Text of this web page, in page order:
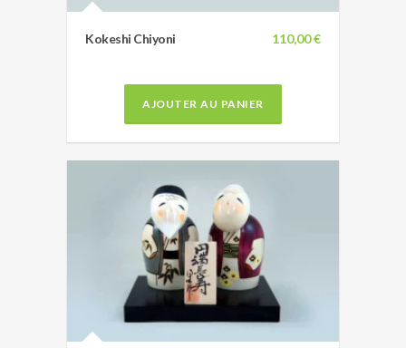
110,00 €
Kokeshi Chiyoni
AJOUTER AU PANIER